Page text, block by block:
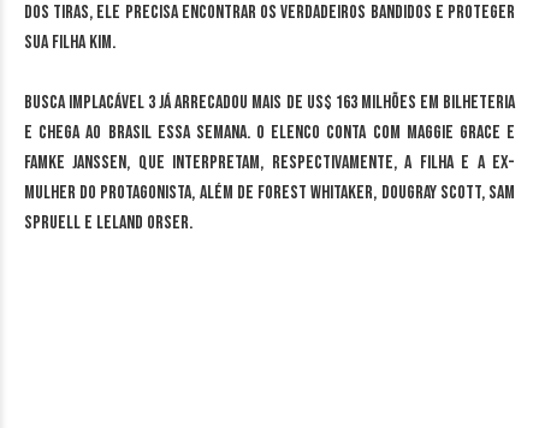
dos tiras, ele precisa encontrar os verdadeiros bandidos e proteger
sua filha Kim.
Busca Implacável 3 já arrecadou mais de US$ 163 milhões em bilheteria
e chega ao Brasil essa semana. O elenco conta com Maggie Grace e
Famke Janssen, que interpretam, respectivamente, a filha e a ex-
mulher do protagonista, além de Forest Whitaker, Dougray Scott, Sam
Spruell e Leland Orser.